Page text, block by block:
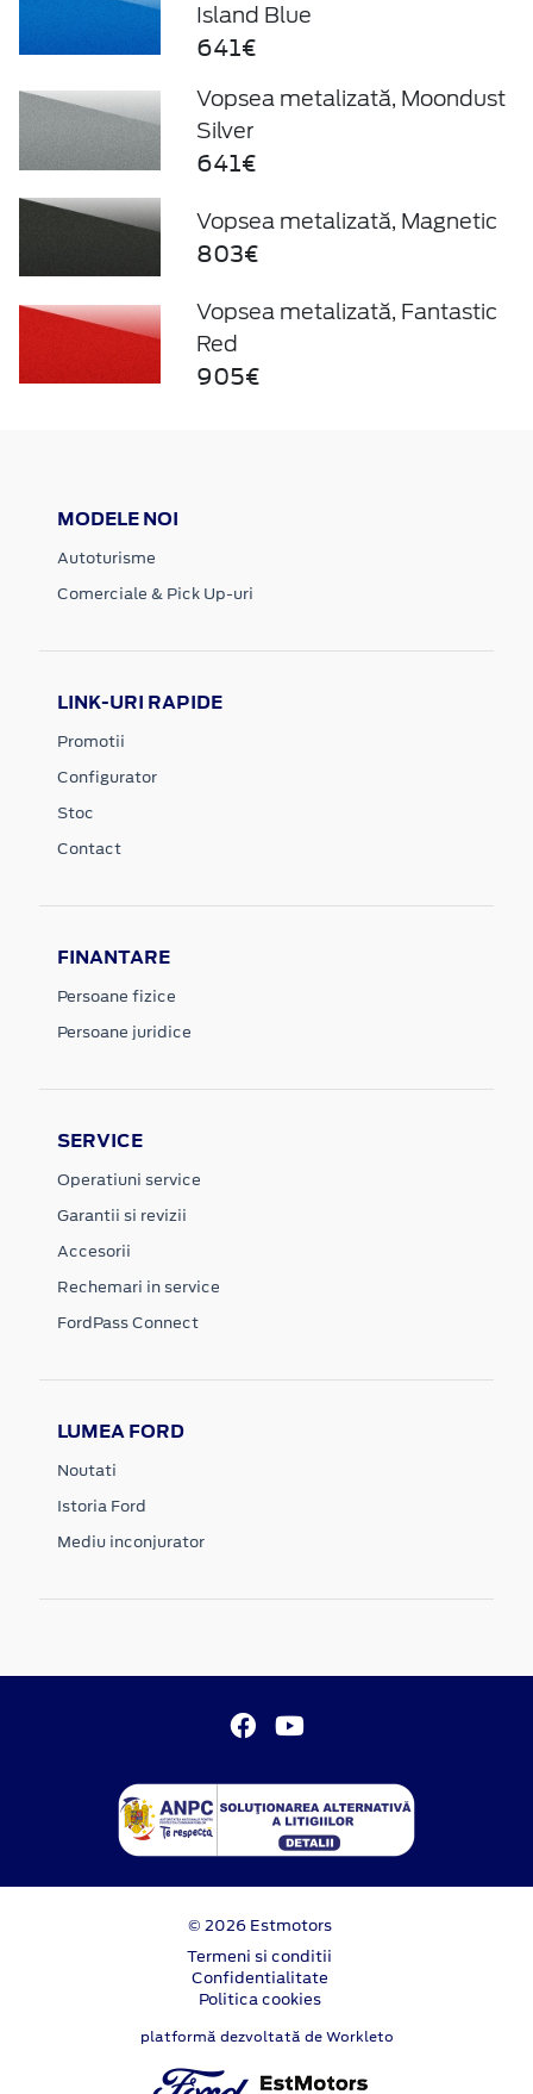
Island Blue
641€
Vopsea metalizată, Moondust
Silver
641€
Vopsea metalizată, Magnetic
803€
Vopsea metalizată, Fantastic
Red
905€
MODELE NOI
Autoturisme
Comerciale & Pick Up-uri
LINK-URI RAPIDE
Promotii
Configurator
Stoc
Contact
FINANTARE
Persoane fizice
Persoane juridice
SERVICE
Operatiuni service
Garantii si revizii
Accesorii
Rechemari in service
FordPass Connect
LUMEA FORD
Noutati
Istoria Ford
Mediu inconjurator
© 2026 Estmotors
Termeni si conditii
Confidentialitate
Politica cookies
platformă dezvoltată de Workleto